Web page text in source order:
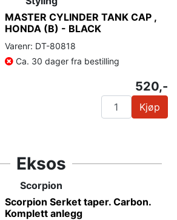
MASTER CYLINDER TANK CAP ,
HONDA (B) - BLACK
Varenr: DT-80818
Ca. 30 dager fra bestilling
520,-
Kjøp
Eksos
Scorpion
Scorpion Serket taper. Carbon.
Komplett anlegg